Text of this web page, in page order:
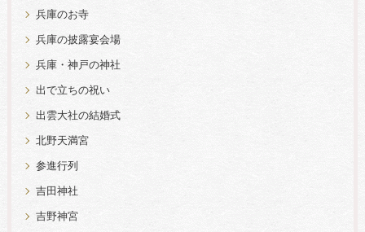
兵庫のお寺
兵庫の披露宴会場
兵庫・神戸の神社
出で立ちの祝い
出雲大社の結婚式
北野天満宮
参進行列
吉田神社
吉野神宮